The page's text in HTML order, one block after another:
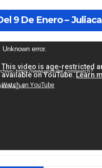
9 De Enero – Juliaca
Unknown error.
https://www.youtube.com/watch?